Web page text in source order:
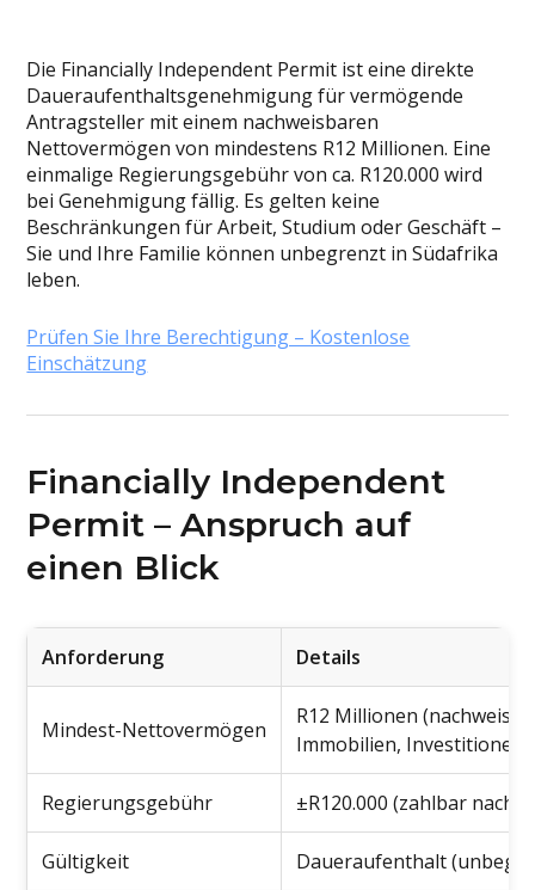
Die Financially Independent Permit ist eine direkte
Daueraufenthaltsgenehmigung für vermögende
Antragsteller mit einem nachweisbaren
Nettovermögen von mindestens R12 Millionen. Eine
einmalige Regierungsgebühr von ca. R120.000 wird
bei Genehmigung fällig. Es gelten keine
Beschränkungen für Arbeit, Studium oder Geschäft –
Sie und Ihre Familie können unbegrenzt in Südafrika
leben.
Prüfen Sie Ihre Berechtigung – Kostenlose
Einschätzung
Financially Independent
Permit – Anspruch auf
einen Blick
Anforderung Details
Mindest-Nettovermögen
R12 Millionen
Immobilien, Investitionen)
Regierungsgebühr ±R120.000 (zahlbar nach
Gültigkeit Daueraufenthalt